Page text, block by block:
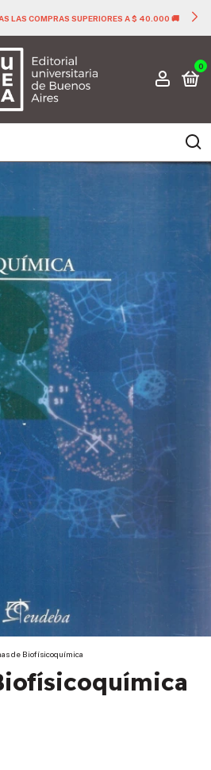
LAS COMPRAS SUPERIORES A $ 40.000 🚚
0
de Biofísicoquímica